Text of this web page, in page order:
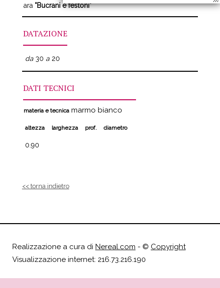
ara "Bucrani e festoni"
DATAZIONE
da30 a20
DATI TECNICI
materia e tecnicamarmo bianco
altezza larghezza prof. diametro
0.90
<< torna indietro
Realizzazione a cura di Nereal.com - © Copyright
Visualizzazione internet: 216.73.216.190